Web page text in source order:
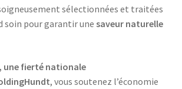
sélectionnées et traitées
soin pour garantir une saveur naturelle
une fierté nationale
, vous soutenez l’économie